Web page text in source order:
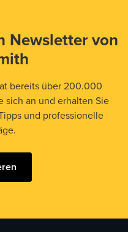
Newsletter von
bereits über 200.000
sich an und erhalten Sie
und professionelle